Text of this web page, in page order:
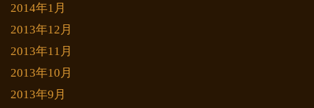
2014年1月
2013年12月
2013年11月
2013年10月
2013年9月